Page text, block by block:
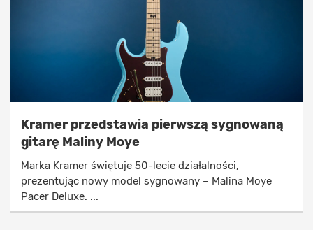
Kramer przedstawia pierwszą sygnowaną
gitarę Maliny Moye
Marka Kramer świętuje 50-lecie działalności,
prezentując nowy model sygnowany – Malina Moye
Pacer Deluxe. ...